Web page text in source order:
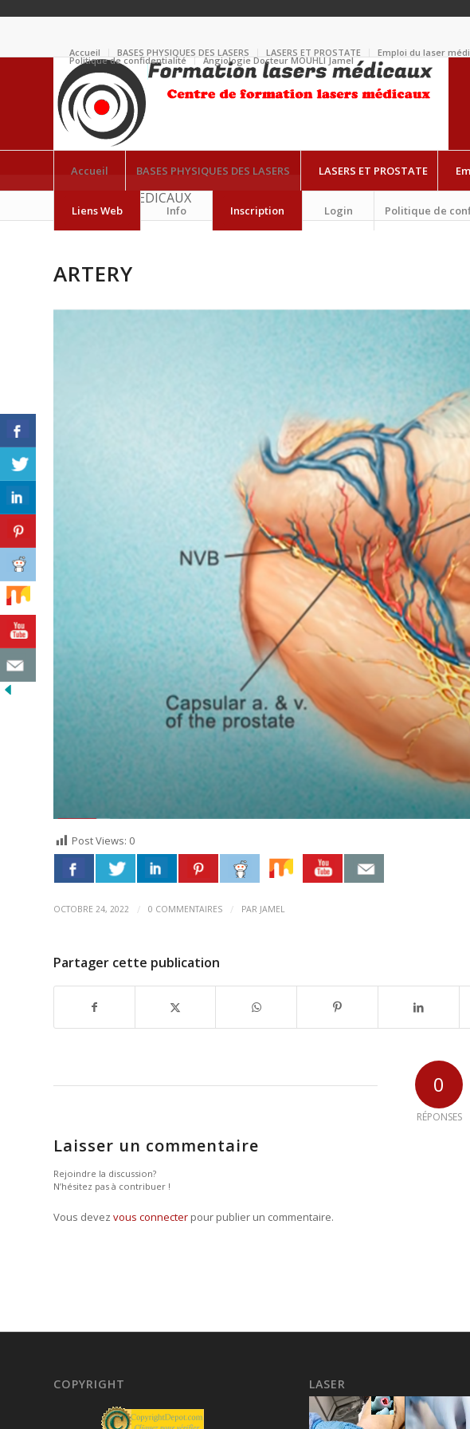
Accueil BASES PHYSIQUES DES LASERS LASERS ET PROSTATE Emploi du laser
Politique de confidentialité Angiologie Docteur MOUHLI Jamel
Accueil BASES PHYSIQUES DES LASERS LASERS ET PROSTATE
Liens Web Info Inscription Login Politique de
LES LASERS MEDICAUX
ARTERY
Post Views: 0
OCTOBRE 24, 2022 / 0 COMMENTAIRES / PAR JAMEL
Partager cette publication
0
RÉPONSES
Laisser un commentaire
Rejoindre la discussion?
N’hésitez pas à contribuer !
Vous devez vous connecter pour publier un commentaire.
COPYRIGHT LASER